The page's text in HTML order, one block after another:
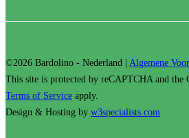
©2026 Bardolino - Nederland | Algemene
This site is protected by reCAPTCHA and the
Terms of Service apply.
Design & Hosting by w3specialists.com